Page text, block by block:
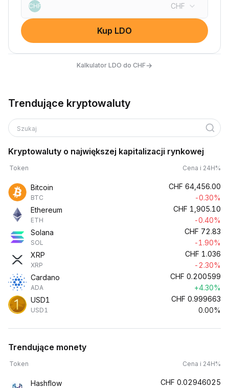
CHF CHF
Kup LDO
Kalkulator LDO do CHF→
Trendujące kryptowaluty
Szukaj
Kryptowaluty o największej kapitalizacji rynkowej
Token Cena i 24H%
Bitcoin
BTC
CHF 64,456.00
-0.30%
Ethereum
ETH
CHF 1,905.10
-0.40%
Solana
SOL
CHF 72.83
-1.90%
XRP
XRP
CHF 1.036
-2.30%
Cardano
ADA
CHF 0.200599
+4.30%
USD1
USD1
CHF 0.999663
0.00%
Trendujące monety
Token Cena i 24H%
Hashflow CHF 0.02946025